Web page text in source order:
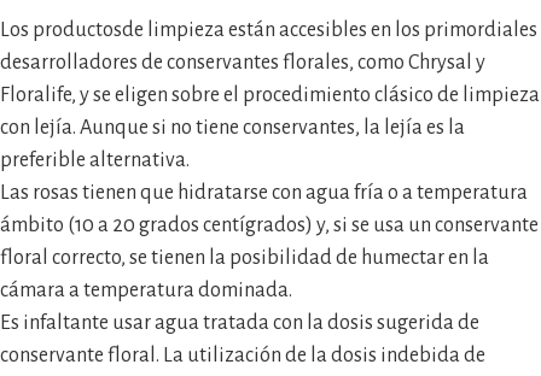
Los productosde limpieza están accesibles en los primordiales
desarrolladores de conservantes florales, como Chrysal y
Floralife, y se eligen sobre el procedimiento clásico de limpieza
con lejía. Aunque si no tiene conservantes, la lejía es la
preferible alternativa.
Las rosas tienen que hidratarse con agua fría o a temperatura
ámbito (10 a 20 grados centígrados) y, si se usa un conservante
floral correcto, se tienen la posibilidad de humectar en la
cámara a temperatura dominada.
Es infaltante usar agua tratada con la dosis sugerida de
conservante floral. La utilización de la dosis indebida de